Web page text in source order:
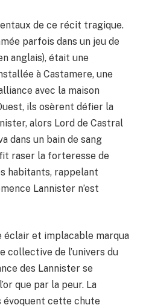
de ce récit tragique.
parfois dans un jeu de
anglais), était une
à Castamere, une
avec la maison
ils osèrent défier la
alors Lord de Castral
dans un bain de sang
raser la forteresse de
habitants, rappelant
Lannister n’est
et implacable marqua
collective de l’univers du
des Lannister se
que par la peur. La
évoquent cette chute